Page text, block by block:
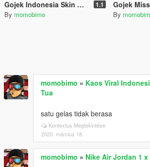
Gojek Indonesia Skin Mod - Helm dan Jaket Gojek 1.1
By momobimo
Gojek Mission
By
momobimo » Kaos Viral
Tua
satu gelas tidak berasa
Kontextus Megtekintése
2020. március 18.
momobimo » Nike Air Jordan 1